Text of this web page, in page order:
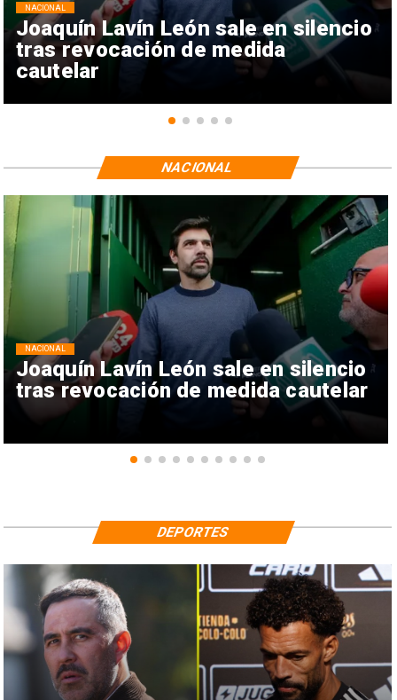
Joaquín Lavín León sale en silencio
tras revocación de medida
cautelar
NACIONAL
Joaquín Lavín León sale en silencio
tras revocación de medida cautelar
NACIONAL
NACIONAL
DEPORTES